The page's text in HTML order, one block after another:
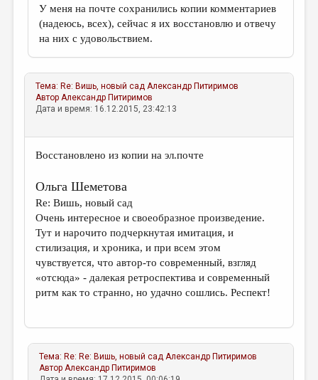
У меня на почте сохранились копии комментариев
(надеюсь, всех), сейчас я их восстановлю и отвечу
на них с удовольствием.
Тема: Re: Вишь, новый сад Александр Питиримов
АвторАлександр Питиримов
Дата и время: 16.12.2015, 23:42:13
Восстановлено из копии на эл.почте
Ольга Шеметова
Re: Вишь, новый сад
Очень интересное и своеобразное произведение.
Тут и нарочито подчеркнутая имитация, и
стилизация, и хроника, и при всем этом
чувствуется, что автор-то современный, взгляд
«отсюда» - далекая ретроспектива и современный
ритм как то странно, но удачно сошлись. Респект!
Тема: Re: Re: Вишь, новый сад Александр Питиримов
АвторАлександр Питиримов